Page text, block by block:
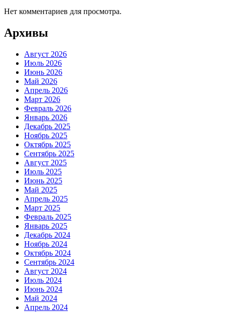
Нет комментариев для просмотра.
Архивы
Август 2026
Июль 2026
Июнь 2026
Май 2026
Апрель 2026
Март 2026
Февраль 2026
Январь 2026
Декабрь 2025
Ноябрь 2025
Октябрь 2025
Сентябрь 2025
Август 2025
Июль 2025
Июнь 2025
Май 2025
Апрель 2025
Март 2025
Февраль 2025
Январь 2025
Декабрь 2024
Ноябрь 2024
Октябрь 2024
Сентябрь 2024
Август 2024
Июль 2024
Июнь 2024
Май 2024
Апрель 2024